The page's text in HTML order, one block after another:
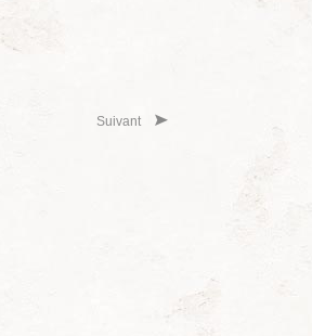
Suivant